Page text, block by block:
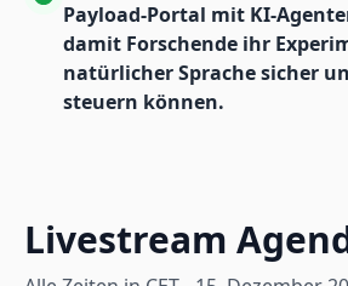
Payload-Portal mit KI-
damit Forschende ihr
natürlicher Sprache sicher
steuern können.
Livestream